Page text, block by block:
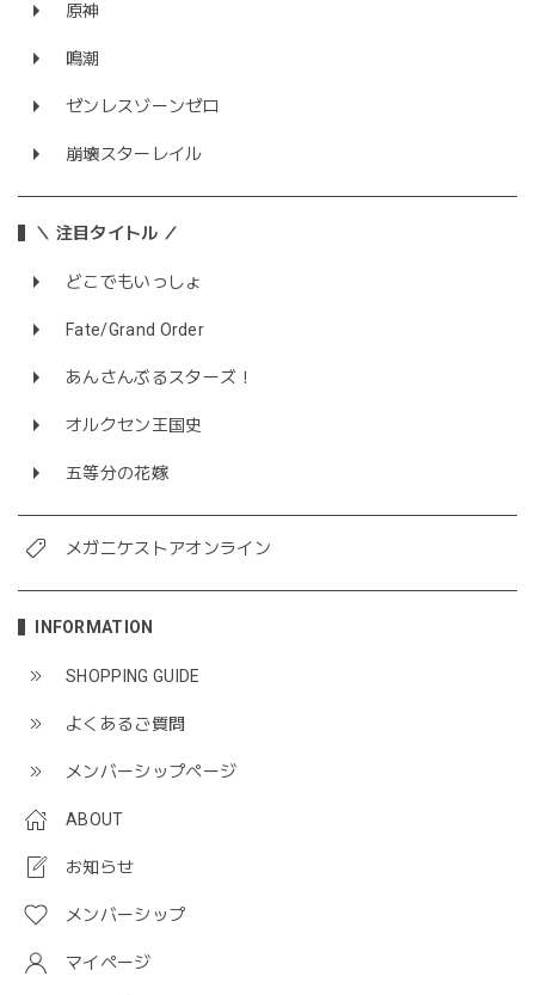
原神
鳴潮
ゼンレスゾーンゼロ
崩壊スターレイル
＼ 注目タイトル ／
どこでもいっしょ
Fate/Grand Order
あんさんぶるスターズ！
オルクセン王国史
五等分の花嫁
メガニケストアオンライン
INFORMATION
SHOPPING GUIDE
よくあるご質問
メンバーシップページ
ABOUT
お知らせ
メンバーシップ
マイページ